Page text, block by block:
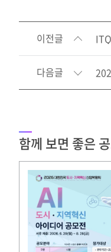
이전글
다음글
함께 보면 좋은